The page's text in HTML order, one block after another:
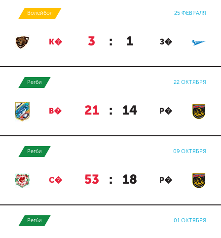
Волейбол 25 ФЕВРАЛЯ
К� 3 : 1 З�
Регби 22 ОКТЯБРЯ
В� 21 : 14 Р�
Регби 09 ОКТЯБРЯ
С� 53 : 18 Р�
Регби 01 ОКТЯБРЯ